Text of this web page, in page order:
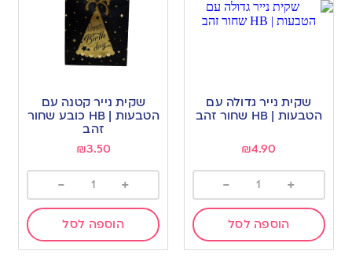
שקית נייר גדולה עם
הטבעות | HB שחור זהב
₪4.90
+
-
הוספה לסל
שקית נייר קטנה עם
הטבעות | HB כובע שחור
זהב
₪3.50
+
-
הוספה לסל